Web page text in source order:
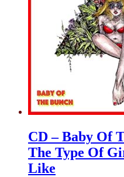
CD – Baby Of
The Type Of
Like